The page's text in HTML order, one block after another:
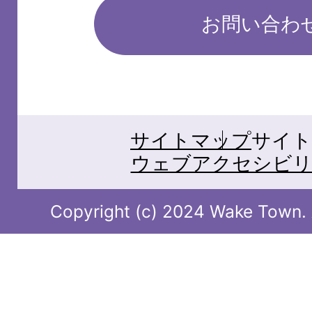
お問い合わ
サイトマップサイ
ウェブアクセシビ
Copyright (c) 2024 Wake Town.